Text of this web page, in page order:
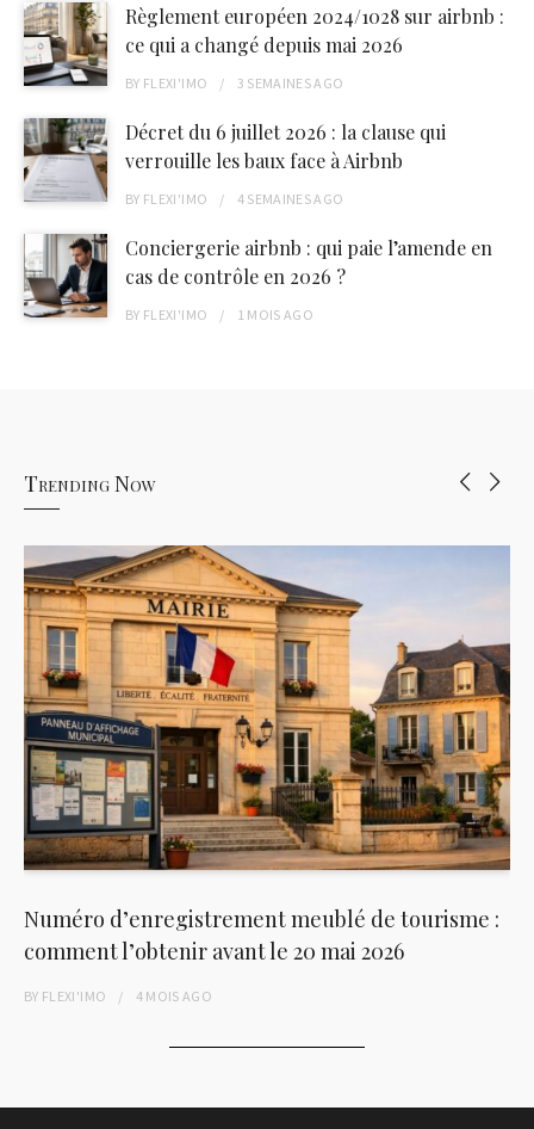
Règlement européen 2024/1028 sur airbnb :
ce qui a changé depuis mai 2026
BY FLEXI'IMO 3 SEMAINESAGO
Décret du 6 juillet 2026 : la clause qui
verrouille les baux face à Airbnb
BY FLEXI'IMO 4 SEMAINESAGO
Conciergerie airbnb : qui paie l’amende en
cas de contrôle en 2026 ?
BY FLEXI'IMO 1 MOIS AGO
Trending Now
Numéro d’enregistrement meublé de tourisme :
comment l’obtenir avant le 20 mai 2026
BY FLEXI'IMO 4 MOIS AGO